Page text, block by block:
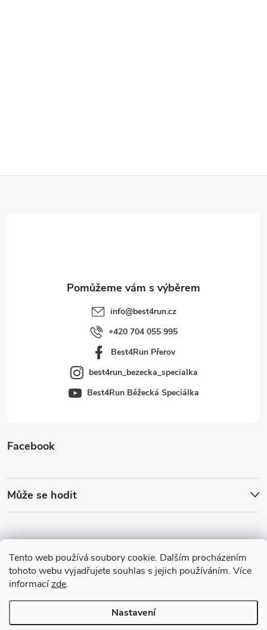
Tento web používá soubory cookie. Dalším procházením
tohoto webu vyjadřujete souhlas s jejich používáním. Více
informacízde.
Nastavení
Facebook
Může se hodit
info@best4run.cz
+420 704 055 995
Best4Run Přerov
best4run_bezecka_specialka
Best4Run Běžecká Speciálka